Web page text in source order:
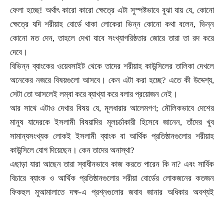
ফেলা হচ্ছে! অর্থাৎ কারো কারো ক্ষেত্রে এটা সুস্পষ্টভাবে বুঝা যায় যে,কোনো
ক্ষেত্রে যদি শরীয়াহ বোর্ডে থাকা লোকেরা ভিন্ন কোনো কথা বলেন,ভিন্ন
কোনো মত দেন,তাহলে দেখা যাবে সংখ্যাগরিষ্ঠতার জোরে তারা তা রদ করে
দেবে।
বিভিন্ন ব্যাংকের ওয়েবসাইট থেকে তাদের শরীয়াহ কাউন্সিলের তালিকা দেখলে
অনেকের নজরে বিষয়গুলো আসবে। কেন এটা করা হচ্ছে? এতে কী উদ্দেশ্য,
সেটা তো আসলেই লম্বা করে ব্যাখ্যা করে বলার প্রয়োজন নেই।
আর সাথে এটাও দেখার বিষয় যে, মূলধারার আলেমগণ; মৌলিকভাবে দেশের
মানুষ যাদেরকে ইসলামী বিষয়াদির মূলচর্চাকারী হিসেবে জানেন,তাঁদের খুব
সামান্যসংখ্যক লোকই ইসলামী ব্যাংক বা আর্থিক প্রতিষ্ঠানগুলোর শরীয়াহ
কাউন্সিলে যোগ দিয়েছেন। কেন তাদের অনাস্থা?
এছাড়া যারা আছেন তারা স্বাধীনভাবে কাজ করতে পারেন কি না?এবং সার্বিক
বিচারে ব্যাংক ও আর্থিক প্রতিষ্ঠানগুলোর শরীয়া বোর্ডের লোকজনের কতজন
ফিকহুল মুআমালাতে দক্ষ-এ প্রশ্নগুলোর জবাব জানার অধিকার অবশ্যই